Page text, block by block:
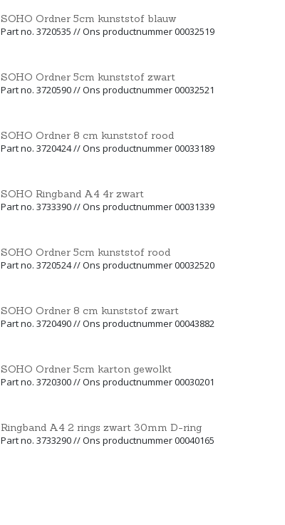
SOHO Ordner 5cm kunststof blauw
Part no. 3720535 // Ons productnummer 00032519
SOHO Ordner 5cm kunststof zwart
Part no. 3720590 // Ons productnummer 00032521
SOHO Ordner 8 cm kunststof rood
Part no. 3720424 // Ons productnummer 00033189
SOHO Ringband A4 4r zwart
Part no. 3733390 // Ons productnummer 00031339
SOHO Ordner 5cm kunststof rood
Part no. 3720524 // Ons productnummer 00032520
SOHO Ordner 8 cm kunststof zwart
Part no. 3720490 // Ons productnummer 00043882
SOHO Ordner 5cm karton gewolkt
Part no. 3720300 // Ons productnummer 00030201
Ringband A4 2 rings zwart 30mm D-ring
Part no. 3733290 // Ons productnummer 00040165